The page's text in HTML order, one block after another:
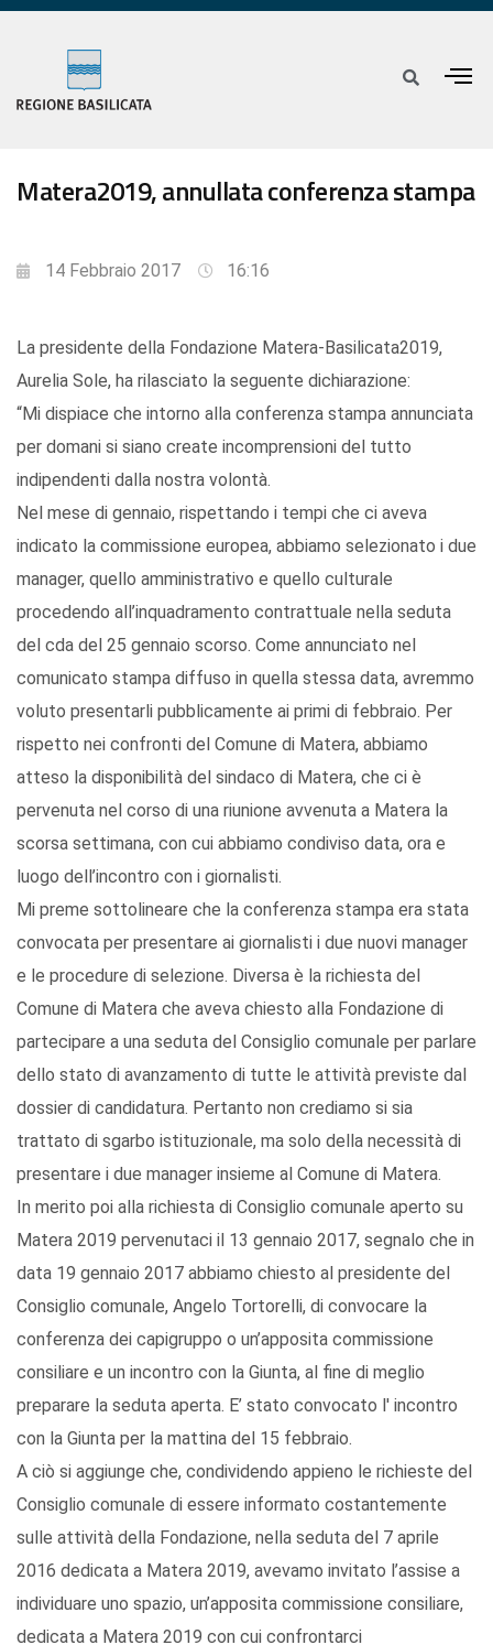
Matera2019, annullata conferenza stampa
14 Febbraio 2017 16:16
La presidente della Fondazione Matera-Basilicata2019,
Aurelia Sole, ha rilasciato la seguente dichiarazione:
“Mi dispiace che intorno alla conferenza stampa annunciata
per domani si siano create incomprensioni del tutto
indipendenti dalla nostra volontà.
Nel mese di gennaio, rispettando i tempi che ci aveva
indicato la commissione europea, abbiamo selezionato i due
manager, quello amministrativo e quello culturale
procedendo all’inquadramento contrattuale nella seduta
del cda del 25 gennaio scorso. Come annunciato nel
comunicato stampa diffuso in quella stessa data, avremmo
voluto presentarli pubblicamente ai primi di febbraio. Per
rispetto nei confronti del Comune di Matera, abbiamo
atteso la disponibilità del sindaco di Matera, che ci è
pervenuta nel corso di una riunione avvenuta a Matera la
scorsa settimana, con cui abbiamo condiviso data, ora e
luogo dell’incontro con i giornalisti.
Mi preme sottolineare che la conferenza stampa era stata
convocata per presentare ai giornalisti i due nuovi manager
e le procedure di selezione. Diversa è la richiesta del
Comune di Matera che aveva chiesto alla Fondazione di
partecipare a una seduta del Consiglio comunale per parlare
dello stato di avanzamento di tutte le attività previste dal
dossier di candidatura. Pertanto non crediamo si sia
trattato di sgarbo istituzionale, ma solo della necessità di
presentare i due manager insieme al Comune di Matera.
In merito poi alla richiesta di Consiglio comunale aperto su
Matera 2019 pervenutaci il 13 gennaio 2017, segnalo che in
data 19 gennaio 2017 abbiamo chiesto al presidente del
Consiglio comunale, Angelo Tortorelli, di convocare la
conferenza dei capigruppo o un’apposita commissione
consiliare e un incontro con la Giunta, al fine di meglio
preparare la seduta aperta. E’ stato convocato l' incontro
con la Giunta per la mattina del 15 febbraio.
A ciò si aggiunge che, condividendo appieno le richieste del
Consiglio comunale di essere informato costantemente
sulle attività della Fondazione, nella seduta del 7 aprile
2016 dedicata a Matera 2019, avevamo invitato l’assise a
individuare uno spazio, un’apposita commissione consiliare,
dedicata a Matera 2019 con cui confrontarci